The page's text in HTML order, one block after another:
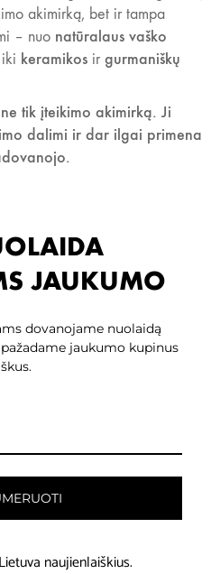
akimirką, bet ir tampa
– nuo natūralaus vaško
iki keramikos ir gurmaniškų
tik įteikimo akimirką. Ji
dalimi ir dar ilgai primena
JAUKUMO
dovanojame nuolaidą
jaukumo kupinus
naujienlaiškius.